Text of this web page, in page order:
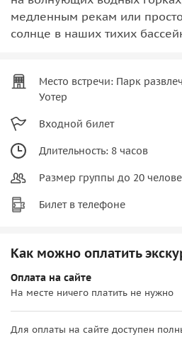
медленным рекам или
солнце в наших тихих
Место встречи: Парк
Уотер
Входной билет
Длительность: 8 часов
Размер группы до 20
Билет в телефоне
Как можно оплатить
Оплата на сайте
На месте ничего платить не нужно
Для оплаты на сайте доступен